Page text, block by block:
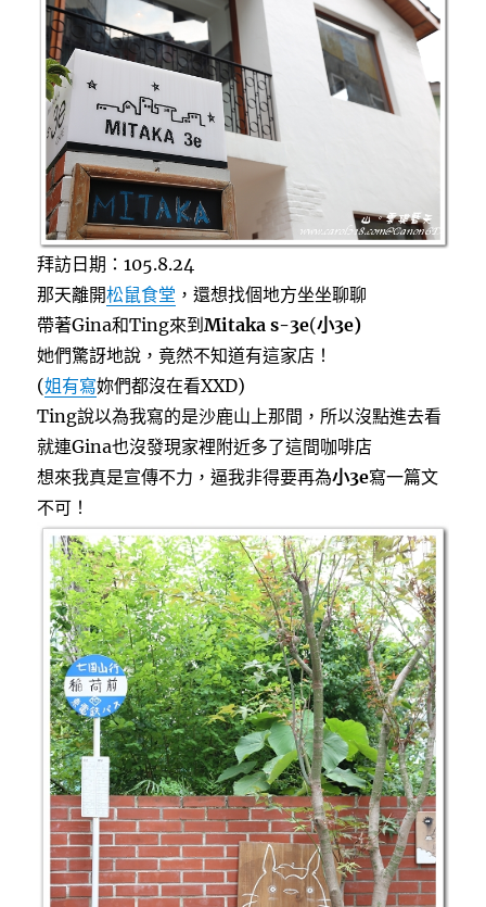
～
草
莓
季
節
定！〉
b
o
o
k
t
e
r
拜訪日期：105.8.24
那天離開松鼠食堂 ，還想找個地方坐坐聊聊
帶著Gina和Ting來到Mitaka s-3e(小3e)
她們驚訝地說，竟然不知道有這家店！
(姐有寫妳們都沒在看XXD)
Ting說以為我寫的是沙鹿山上那間，所以沒點進去看
就連Gina也沒發現家裡附近多了這間咖啡店
想來我真是宣傳不力，逼我非得要再為小3e寫一篇文
不可！